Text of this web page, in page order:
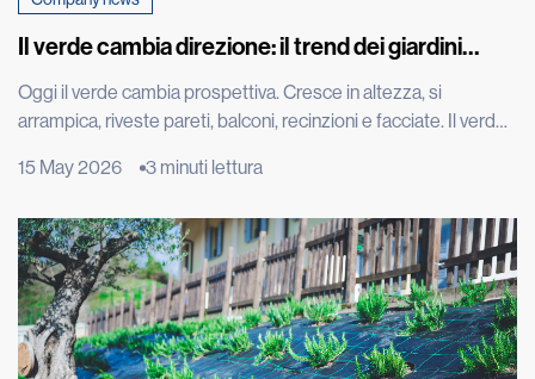
Il verde cambia direzione: il trend dei giardini
Oggi il verde cambia prospettiva. Cresce in altezza, si
arrampica, riveste pareti, balconi, recinzioni e facciate. Il verde
nuovo, trasformando muri, tetti e spazi verticali in paesaggi da
dall’incontro tra design, architettura e bisogno di […]
15 May 2026 3 minuti lettura